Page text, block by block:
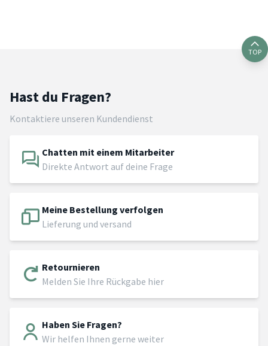
TOP
Hast du Fragen?
Kontaktiere unseren Kundendienst
Chatten mit einem Mitarbeiter
Direkte Antwort auf deine Frage
Meine Bestellung verfolgen
Lieferung und versand
Retournieren
Melden Sie Ihre Rückgabe hier
Haben Sie Fragen?
Wir helfen Ihnen gerne weiter